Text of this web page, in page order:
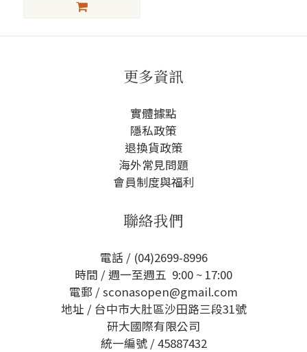
更多資訊
實體據點
隱私政策
退換貨政策
海外常見問題
會員制度與福利
聯絡我們
電話 / (04)2699-8996
時間 / 週一至週五 9:00 ~ 17:00
電郵 / sconasopen@gmail.com
地址 / 台中市大肚區沙田路三段31號
研大國際有限公司
統一編號 / 45887432